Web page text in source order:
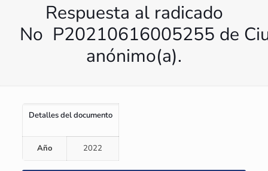
Respuesta al radicado
No P20210616005255 de
anónimo(a).
Detalles del documento
Año 2022